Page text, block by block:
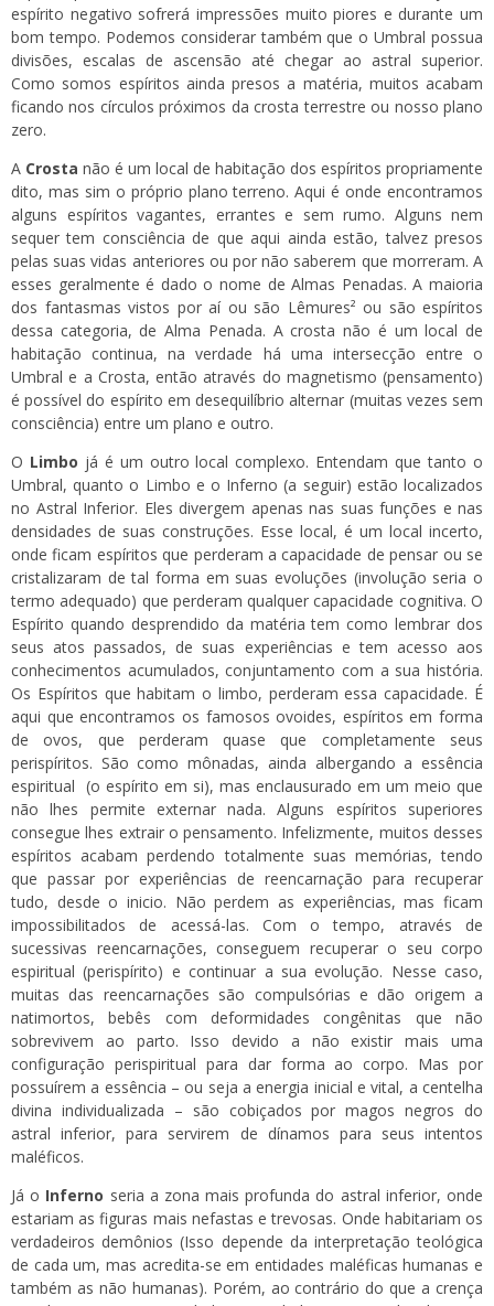
espírito negativo sofrerá impressões muito piores e durante um
bom tempo. Podemos considerar também que o Umbral possua
divisões, escalas de ascensão até chegar ao astral superior.
Como somos espíritos ainda presos a matéria, muitos acabam
ficando nos círculos próximos da crosta terrestre ou nosso plano
zero.
A Crosta não é um local de habitação dos espíritos propriamente
dito, mas sim o próprio plano terreno. Aqui é onde encontramos
alguns espíritos vagantes, errantes e sem rumo. Alguns nem
sequer tem consciência de que aqui ainda estão, talvez presos
pelas suas vidas anteriores ou por não saberem que morreram. A
esses geralmente é dado o nome de Almas Penadas. A maioria
dos fantasmas vistos por aí ou são Lêmures² ou são espíritos
dessa categoria, de Alma Penada. A crosta não é um local de
habitação continua, na verdade há uma intersecção entre o
Umbral e a Crosta, então através do magnetismo (pensamento)
é possível do espírito em desequilíbrio alternar (muitas vezes sem
consciência) entre um plano e outro.
O Limbo já é um outro local complexo. Entendam que tanto o
Umbral, quanto o Limbo e o Inferno (a seguir) estão localizados
no Astral Inferior. Eles divergem apenas nas suas funções e nas
densidades de suas construções. Esse local, é um local incerto,
onde ficam espíritos que perderam a capacidade de pensar ou se
cristalizaram de tal forma em suas evoluções (involução seria o
termo adequado) que perderam qualquer capacidade cognitiva. O
Espírito quando desprendido da matéria tem como lembrar dos
seus atos passados, de suas experiências e tem acesso aos
conhecimentos acumulados, conjuntamento com a sua história.
Os Espíritos que habitam o limbo, perderam essa capacidade. É
aqui que encontramos os famosos ovoides, espíritos em forma
de ovos, que perderam quase que completamente seus
perispíritos. São como mônadas, ainda albergando a essência
espiritual (o espírito em si), mas enclausurado em um meio que
não lhes permite externar nada. Alguns espíritos superiores
consegue lhes extrair o pensamento. Infelizmente, muitos desses
espíritos acabam perdendo totalmente suas memórias, tendo
que passar por experiências de reencarnação para recuperar
tudo, desde o inicio. Não perdem as experiências, mas ficam
impossibilitados de acessá-las. Com o tempo, através de
sucessivas reencarnações, conseguem recuperar o seu corpo
espiritual (perispírito) e continuar a sua evolução. Nesse caso,
muitas das reencarnações são compulsórias e dão origem a
natimortos, bebês com deformidades congênitas que não
sobrevivem ao parto. Isso devido a não existir mais uma
configuração perispiritual para dar forma ao corpo. Mas por
possuírem a essência – ou seja a energia inicial e vital, a centelha
divina individualizada – são cobiçados por magos negros do
astral inferior, para servirem de dínamos para seus intentos
maléficos.
Já o Inferno seria a zona mais profunda do astral inferior, onde
estariam as figuras mais nefastas e trevosas. Onde habitariam os
verdadeiros demônios (Isso depende da interpretação teológica
de cada um, mas acredita-se em entidades maléficas humanas e
também as não humanas). Porém, ao contrário do que a crença